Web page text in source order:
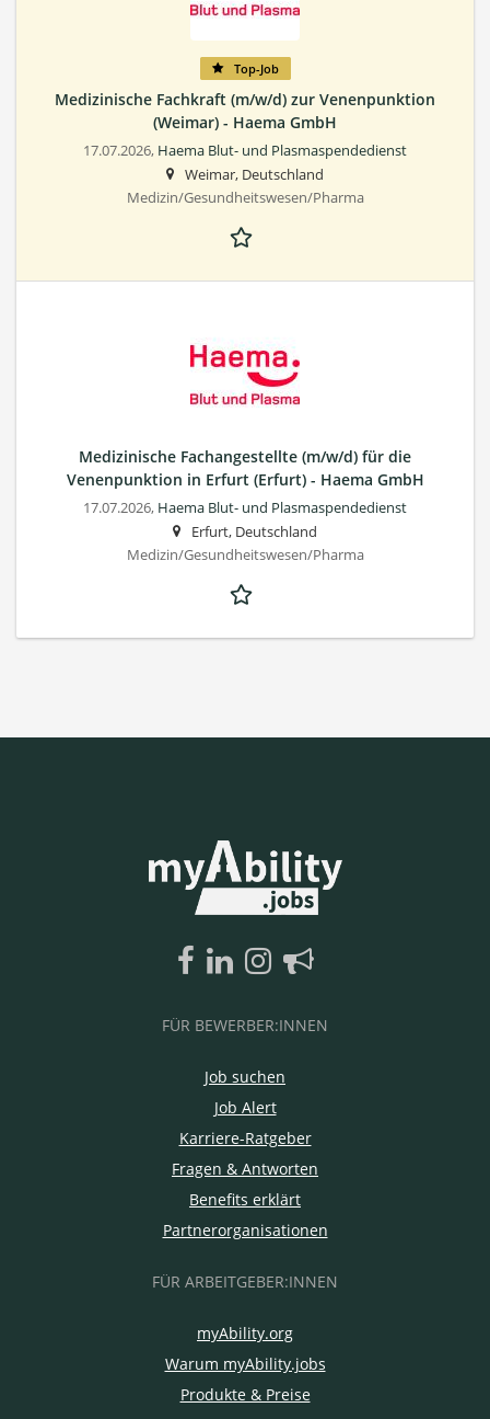
Top-Job
Medizinische Fachkraft (m/w/d) zur Venenpunktion
(Weimar) - Haema GmbH
17.07.2026, Haema Blut- und Plasmaspendedienst
Weimar, Deutschland
Medizin/Gesundheitswesen/Pharma
Medizinische Fachangestellte (m/w/d) für die
Venenpunktion in Erfurt (Erfurt) - Haema GmbH
17.07.2026, Haema Blut- und Plasmaspendedienst
Erfurt, Deutschland
Medizin/Gesundheitswesen/Pharma
FÜR BEWERBER:INNEN
Job suchen
Job Alert
Karriere-Ratgeber
Fragen & Antworten
Benefits erklärt
Partnerorganisationen
FÜR ARBEITGEBER:INNEN
myAbility.org
Warum myAbility.jobs
Produkte & Preise